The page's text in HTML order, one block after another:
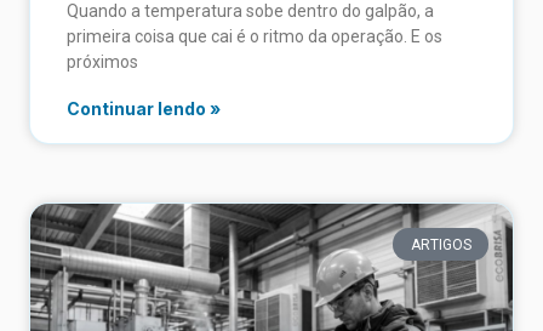
Quando a temperatura sobe dentro do galpão, a
primeira coisa que cai é o ritmo da operação. E os
próximos
Continuar lendo »
ARTIGOS